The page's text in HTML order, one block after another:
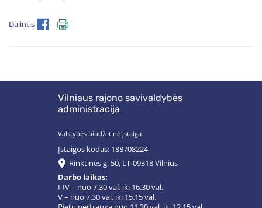
Dalintis
Vilniaus rajono savivaldybės
administracija
Valstybės biudžetinė įstaiga
Įstaigos kodas: 188708224
Rinktinės g. 50, LT-09318 Vilnius
Darbo laikas:
I-IV – nuo 7.30 val. iki 16.30 val.
V – nuo 7.30 val. iki 15.15 val.